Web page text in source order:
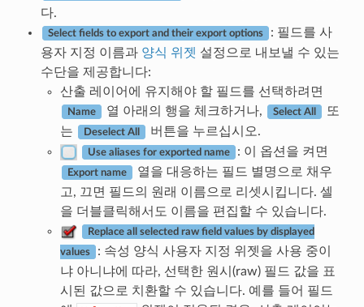
다.
Select fields to export and their export options
: 필드를 사
용자 지정 이름과 양식 위젯 설정으로 내보낼 수 있는
수단을 제공합니다:
산출 레이어에 유지해야 할 필드를 선택하려면
Name 열 아래의 행을 체크하거나, Select All
또
는
Deselect All 버튼을 누르십시오.
Use aliases for exported name : 이 옵션을 켜면
Export name
열을 대응하는 필드 별명으로 채우
고, 끄면 필드의 원래 이름으로 리셋시킵니다. 셀
을 더블클릭해서도 이름을 편집할 수 있습니다.
Replace all selected raw field values by displayed
values
: 속성 양식 사용자 지정 위젯을 사용 중이
냐 아니냐에 따라, 선택한 원시(raw) 필드 값을 표
시된 값으로 치환할 수 있습니다. 예를 들어 필드